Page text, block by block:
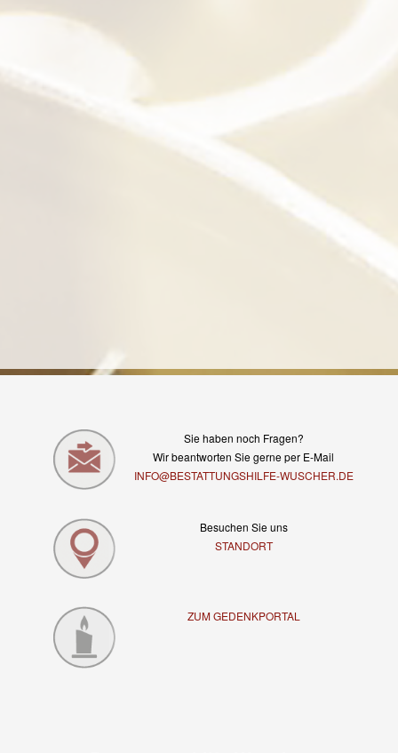
Sie haben noch Fragen?
Wir beantworten Sie gerne per E-Mail
INFO@BESTATTUNGSHILFE-WUSCHER.DE
Besuchen Sie uns
STANDORT
ZUM GEDENKPORTAL